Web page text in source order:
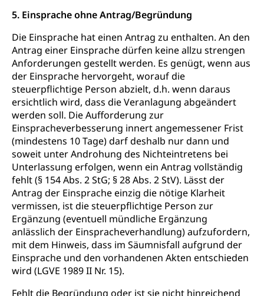
5. Einsprache ohne Antrag/Begründung
Die Einsprache hat einen Antrag zu enthalten. An den
Antrag einer Einsprache dürfen keine allzu strengen
Anforderungen gestellt werden. Es genügt, wenn aus
der Einsprache hervorgeht, worauf die
steuerpflichtige Person abzielt, d.h. wenn daraus
ersichtlich wird, dass die Veranlagung abgeändert
werden soll. Die Aufforderung zur
Einspracheverbesserung innert angemessener Frist
(mindestens 10 Tage) darf deshalb nur dann und
soweit unter Androhung des Nichteintretens bei
Unterlassung erfolgen, wenn ein Antrag vollständig
fehlt (§ 154 Abs. 2 StG; § 28 Abs. 2 StV). Lässt der
Antrag der Einsprache einzig die nötige Klarheit
vermissen, ist die steuerpflichtige Person zur
Ergänzung (eventuell mündliche Ergänzung
anlässlich der Einspracheverhandlung) aufzufordern,
mit dem Hinweis, dass im Säumnisfall aufgrund der
Einsprache und den vorhandenen Akten entschieden
wird (LGVE 1989 II Nr. 15).
Fehlt die Begründung oder ist sie nicht hinreichend